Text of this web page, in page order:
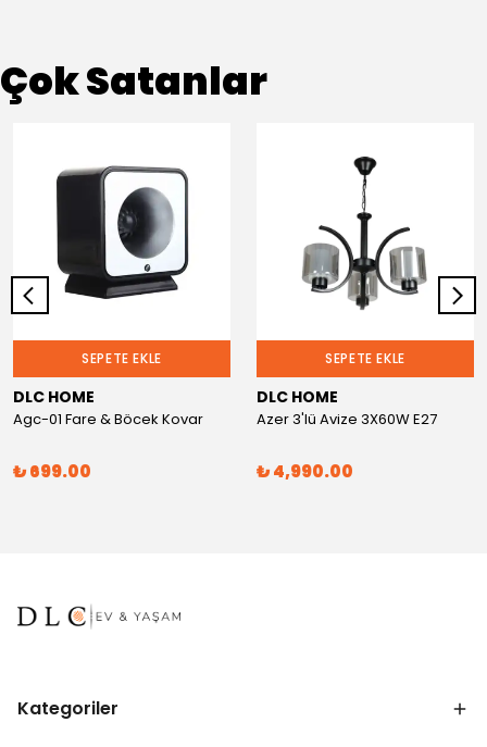
Çok Satanlar
SEPETE EKLE
DLC HOME
Agc-01 Fare & Böcek Kovar
₺ 699.00
SEPETE EKLE
DLC HOME
Azer 3'lü Avize 3X60W E27
₺ 4,990.00
Kategoriler